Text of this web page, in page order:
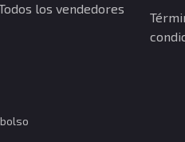
los vendedores